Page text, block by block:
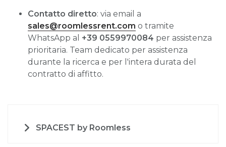
Contatto diretto: via email a
sales@roomlessrent.com o tramite
WhatsApp al +39 0559970084 per assistenza
prioritaria. Team dedicato per assistenza
durante la ricerca e per l'intera durata del
contratto di affitto.
SPACEST by Roomless